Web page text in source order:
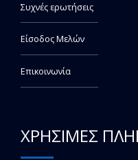
Συχνές ερωτήσεις
Είσοδος Μελών
Επικοινωνία
ΧΡΗΣΙΜΕΣ